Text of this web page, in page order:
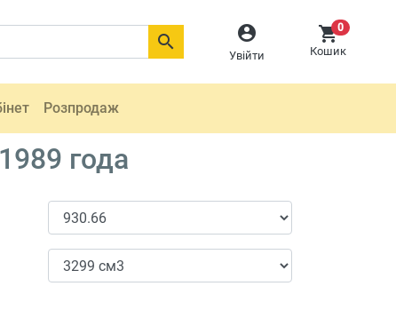

Увійти
0
Кошик

Розпродаж
года